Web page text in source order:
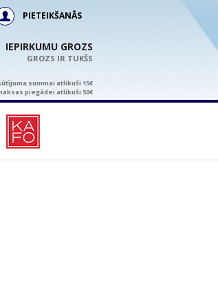
PIETEIKŠANĀS
IEPIRKUMU GROZS
GROZS IR TUKŠS
summai atlikuši 15€
piegādei atlikuši 50€